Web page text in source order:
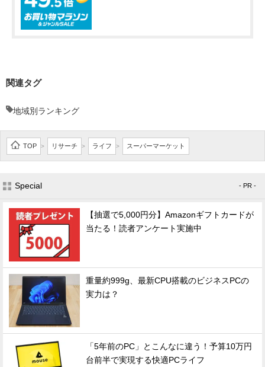
関連タグ
地域別ランキング
TOP > リサーチ > ライフ > スーパーマーケット
Special - PR -
【抽選で5,000円分】Amazonギフトカードが
当たる！読者アンケート実施中
重量約999g、最新CPU搭載のビジネスPCの
実力は？
「5年前のPC」とこんなに違う！予算10万円
台前半で実現する快適PCライフ